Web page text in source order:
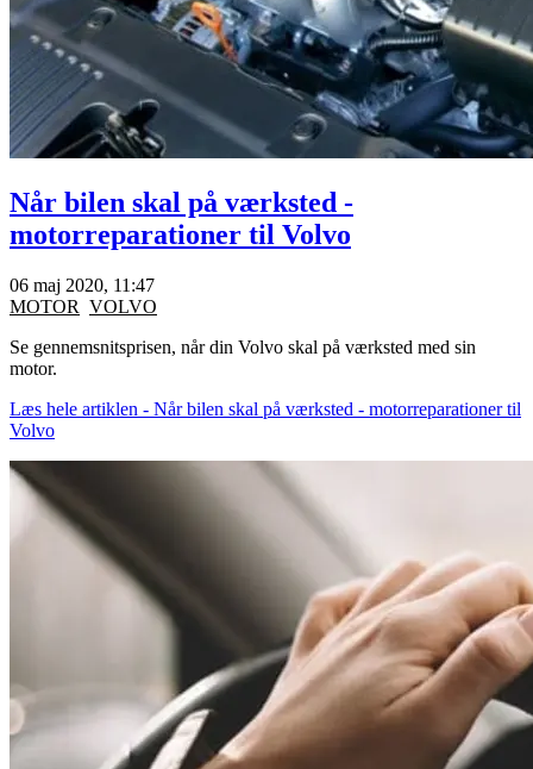
Når bilen skal på værksted -
motorreparationer til Volvo
06 maj 2020, 11:47
MOTOR VOLVO
Se gennemsnitsprisen, når din Volvo skal på værksted med sin
motor.
Læs hele artiklen - Når bilen skal på værksted - motorreparationer til
Volvo